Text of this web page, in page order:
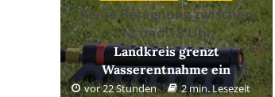
Keine Beregnung zwischen
12 und 18 Uhr
Landkreis grenzt
Wasserentnahme ein
vor 22 Stunden 2 min. Lesezeit